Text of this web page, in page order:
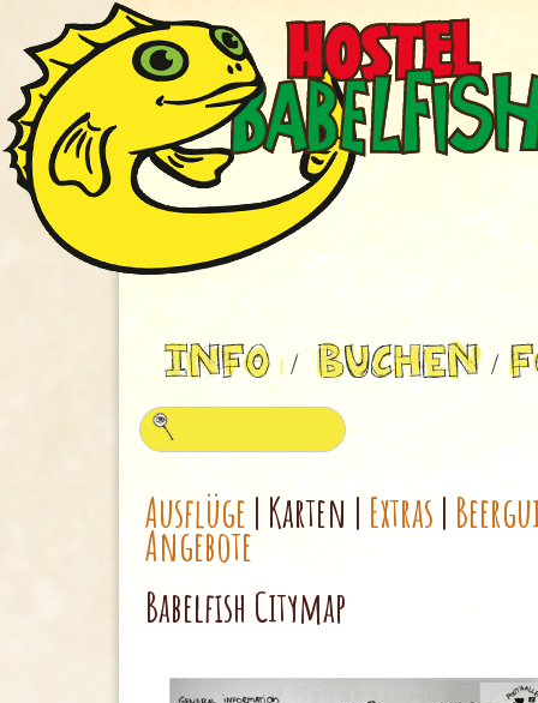
Ausflüge | Karten | Extras |
Angebote
Babelfish Citymap